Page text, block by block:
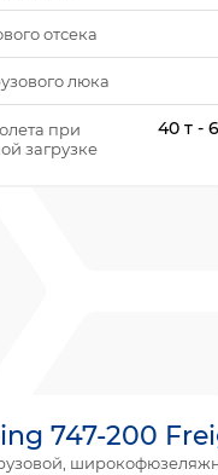
отсека
люка
при
загрузке
40 т -
747-200